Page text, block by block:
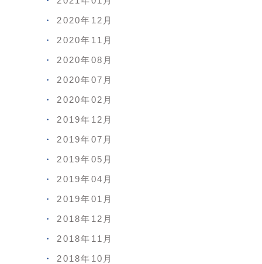
2020年12月
2020年11月
2020年08月
2020年07月
2020年02月
2019年12月
2019年07月
2019年05月
2019年04月
2019年01月
2018年12月
2018年11月
2018年10月